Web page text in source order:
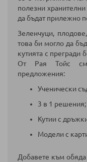
полезни
да бъдат прилежно
Зеленчуци,
това би могло да
кутията с прегради
От Рая Тойс
предложения:
Ученически
3 в 1 решения;
Кутии с
Модели с
Добавете към